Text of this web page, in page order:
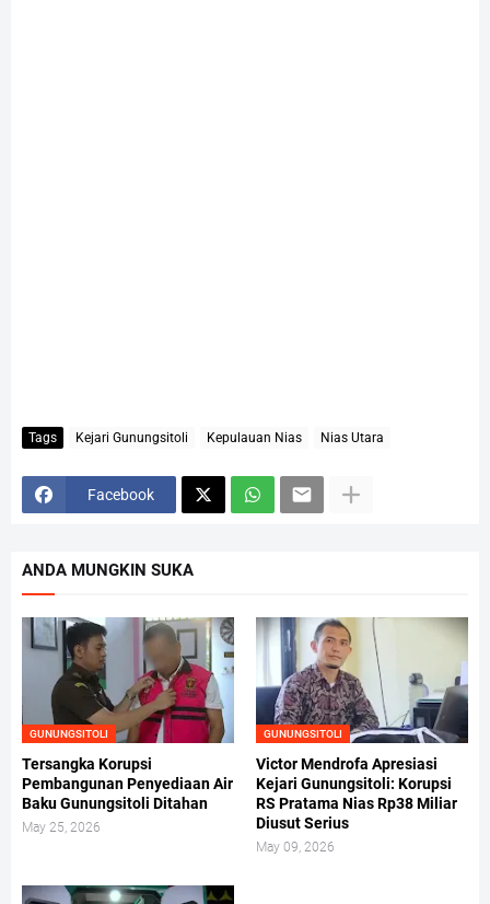
Tags Kejari Gunungsitoli Kepulauan Nias Nias Utara
Facebook
ANDA MUNGKIN SUKA
GUNUNGSITOLI
Tersangka Korupsi
Pembangunan Penyediaan Air
Baku Gunungsitoli Ditahan
May 25, 2026
GUNUNGSITOLI
Victor Mendrofa Apresiasi
Kejari Gunungsitoli: Korupsi
RS Pratama Nias Rp38 Miliar
Diusut Serius
May 09, 2026